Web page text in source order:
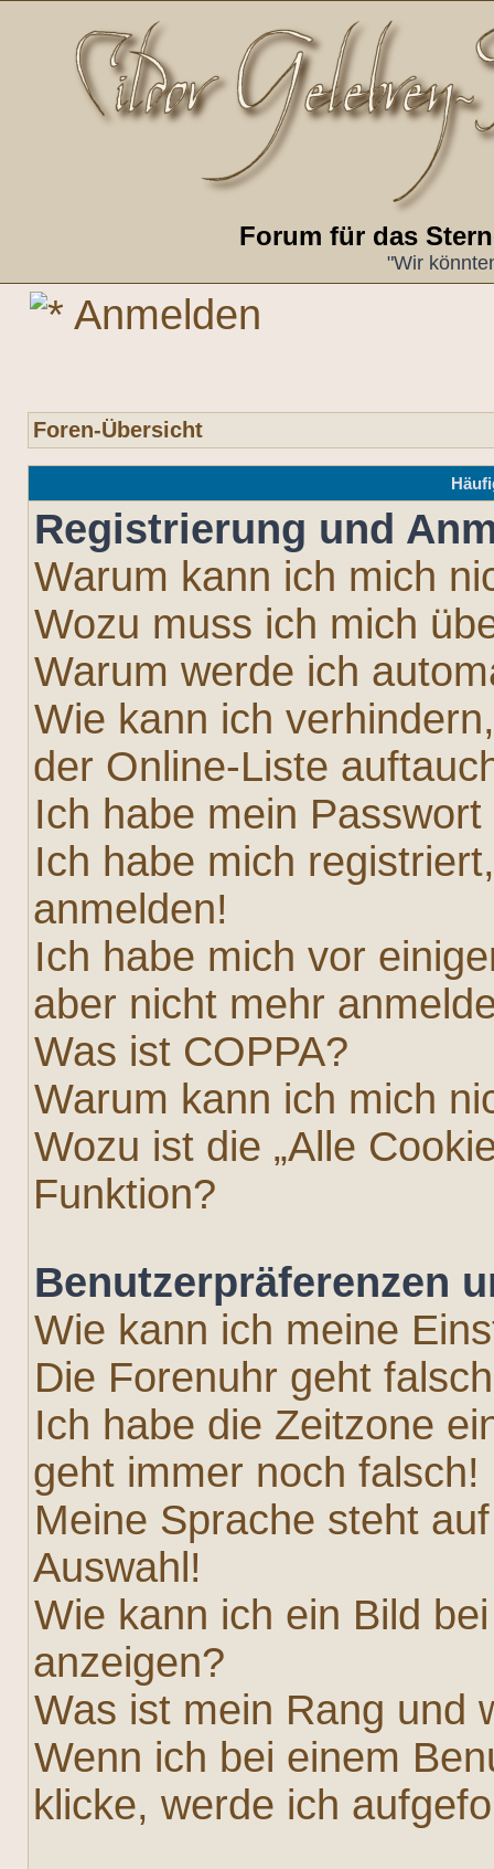
Forum für das
"Wir
Anmelden
Foren-Übersicht
Registrierung und
Warum kann ich mich
Wozu muss ich mich
Warum werde ich
Wie kann ich
der Online-Liste
Ich habe mein
Ich habe mich
anmelden!
Ich habe mich vor
aber nicht mehr
Was ist COPPA?
Warum kann ich mich
Wozu ist die „Alle
Funktion?
Benutzerpräferenzen
Wie kann ich meine
Die Forenuhr geht
Ich habe die Zeitzone
geht immer noch falsch!
Meine Sprache steht
Auswahl!
Wie kann ich ein Bild
anzeigen?
Was ist mein Rang und
Wenn ich bei einem
klicke, werde ich